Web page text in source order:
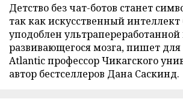
Детство без чат-ботов станет
так как искусственный интеллект
уподоблен
развивающегося мозга, пишет
Atlantic профессор Чикагского
автор бестселлеров Дана Саскинд.